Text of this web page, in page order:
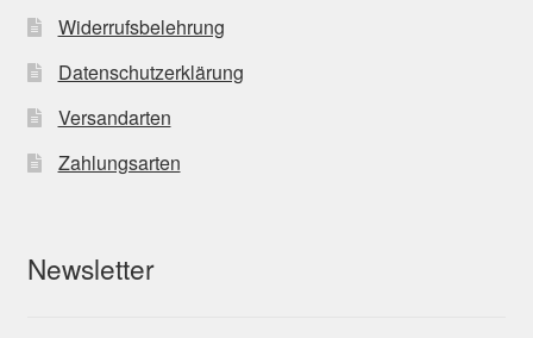
Widerrufsbelehrung
Datenschutzerklärung
Versandarten
Zahlungsarten
Newsletter